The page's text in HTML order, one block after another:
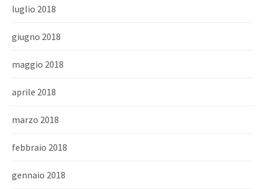
luglio 2018
giugno 2018
maggio 2018
aprile 2018
marzo 2018
febbraio 2018
gennaio 2018